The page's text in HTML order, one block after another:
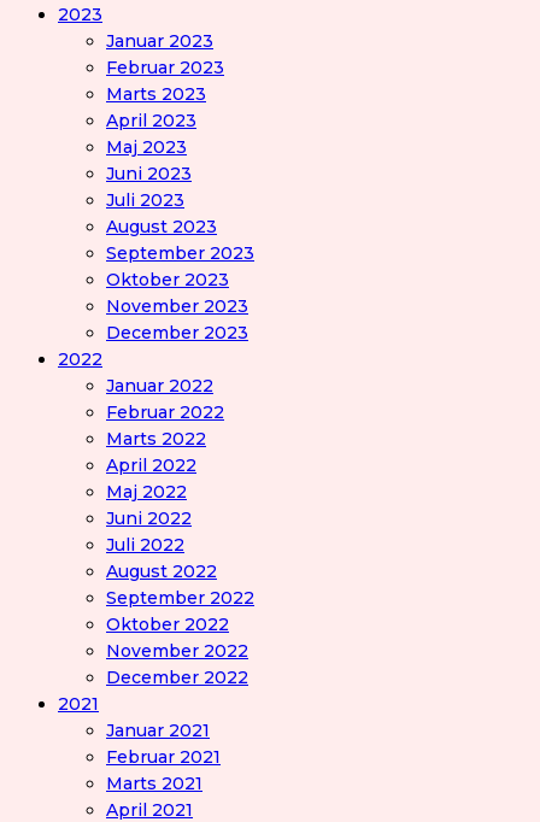
2023
Januar 2023
Februar 2023
Marts 2023
April 2023
Maj 2023
Juni 2023
Juli 2023
August 2023
September 2023
Oktober 2023
November 2023
December 2023
2022
Januar 2022
Februar 2022
Marts 2022
April 2022
Maj 2022
Juni 2022
Juli 2022
August 2022
September 2022
Oktober 2022
November 2022
December 2022
2021
Januar 2021
Februar 2021
Marts 2021
April 2021